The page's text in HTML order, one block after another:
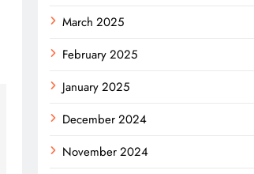
March 2025
February 2025
January 2025
December 2024
November 2024